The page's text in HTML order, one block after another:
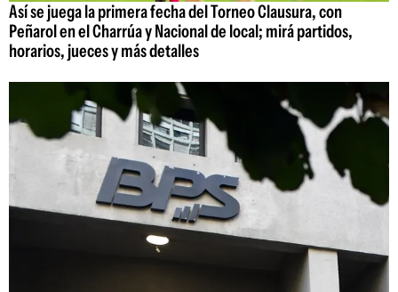
Así se juega la primera fecha del Torneo Clausura, con
Peñarol en el Charrúa y Nacional de local; mirá partidos,
horarios, jueces y más detalles